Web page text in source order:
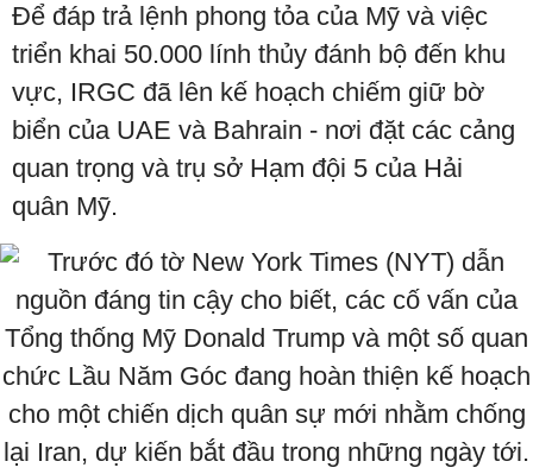
Để đáp trả lệnh phong tỏa của Mỹ và việc
triển khai 50.000 lính thủy đánh bộ đến khu
vực, IRGC đã lên kế hoạch chiếm giữ bờ
biển của UAE và Bahrain - nơi đặt các cảng
quan trọng và trụ sở Hạm đội 5 của Hải
quân Mỹ.